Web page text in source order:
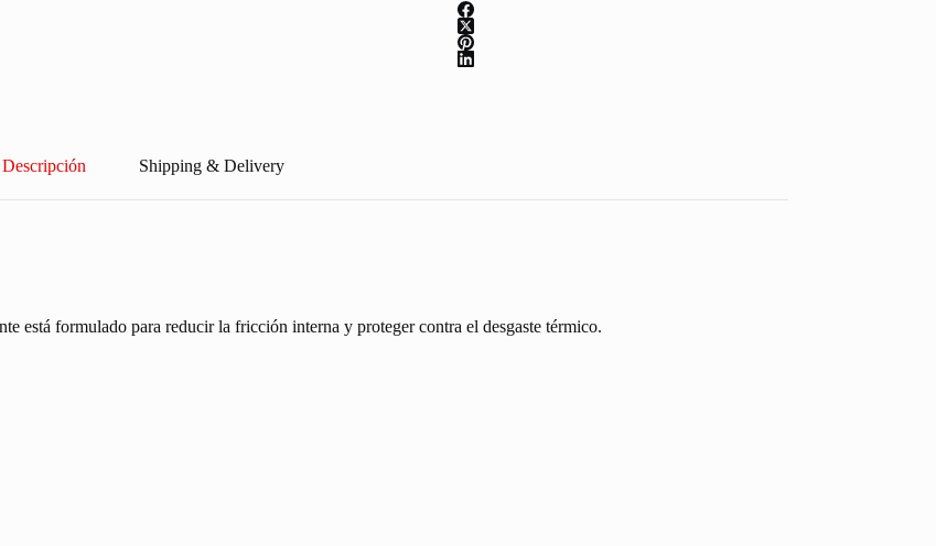
Descripción Shipping & Delivery
está formulado para reducir la fricción interna y proteger contra el desgaste térmico.